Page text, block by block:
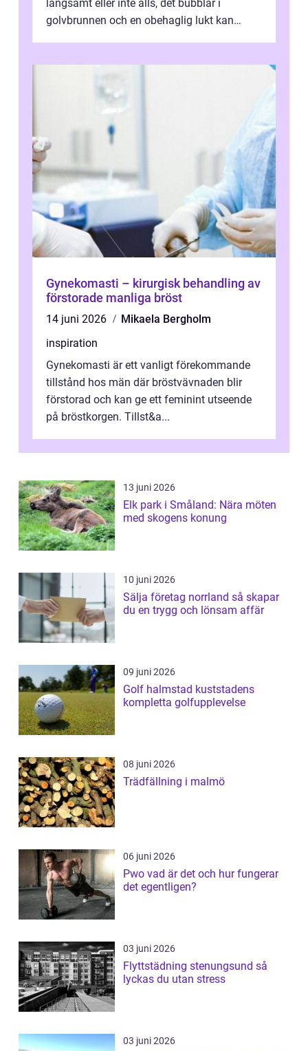
långsamt eller inte alls, det bubblar i
golvbrunnen och en obehaglig lukt kan
Gynekomasti – kirurgisk behandling av
förstorade manliga bröst
14 juni 2026
Mikaela Bergholm
inspiration
Gynekomasti är ett vanligt förekommande
tillstånd hos män där bröstvävnaden blir
förstorad och kan ge ett feminint utseende
på bröstkorgen. Tillst&a...
13 juni 2026
Elk park i Småland: Nära möten
med skogens konung
10 juni 2026
Sälja företag norrland så skapar
du en trygg och lönsam affär
09 juni 2026
Golf halmstad kuststadens
kompletta golfupplevelse
08 juni 2026
Trädfällning i malmö
06 juni 2026
Pwo vad är det och hur fungerar
det egentligen?
03 juni 2026
Flyttstädning stenungsund så
lyckas du utan stress
03 juni 2026